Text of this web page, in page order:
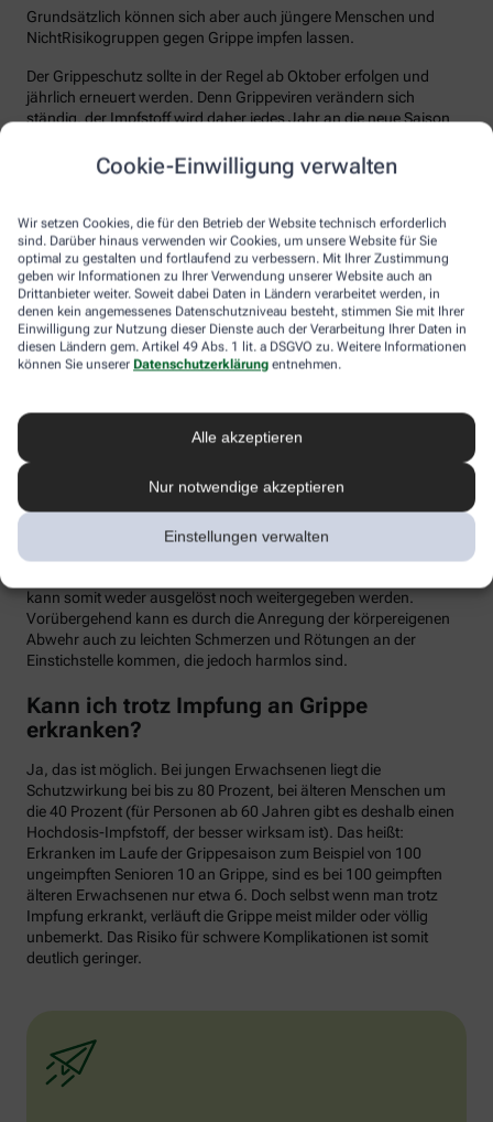
Cookie-Einwilligung verwalten
Wir setzen Cookies, die für den Betrieb der Website technisch erforderlich
sind. Darüber hinaus verwenden wir Cookies, um unsere Website für Sie
optimal zu gestalten und fortlaufend zu verbessern. Mit Ihrer Zustimmung
geben wir Informationen zu Ihrer Verwendung unserer Website auch an
Drittanbieter weiter. Soweit dabei Daten in Ländern verarbeitet werden, in
denen kein angemessenes Datenschutzniveau besteht, stimmen Sie mit Ihrer
Einwilligung zur Nutzung dieser Dienste auch der Verarbeitung Ihrer Daten in
diesen Ländern gem. Artikel 49 Abs. 1 lit. a DSGVO zu. Weitere Informationen
können Sie unserer Datenschutzerklärung entnehmen.
Alle akzeptieren
Nur notwendige akzeptieren
Einstellungen verwalten
Grundsätzlich können sich aber auch jüngere Menschen und
NichtRisikogruppen gegen Grippe impfen lassen.
Der Grippeschutz sollte in der Regel ab Oktober erfolgen und
jährlich erneuert werden. Denn Grippeviren verändern sich
ständig, der Impfstoff wird daher jedes Jahr an die neue Saison
der Körper einen ausreichenden Schutz vor einer Ansteckung
aufgebaut hat. Auch eine spätere Impfung zu Beginn des Jahres
Wie sicher ist der Impfstoff?
Jeder Grippeimpfstoff, der in Deutschland verwendet wird, muss
ein streng reguliertes Zulassungsverfahren durchlaufen. Hierbei
muss die Qualität, Wirksamkeit und Verträglichkeit in
wissenschaftlichen Studien nachgewiesen werden. Die Freigabe
erfolgt nach weiteren Prüfungen schließlich durch das Paul-
der Freigabe stetig weiter beobachtet.
Die Grippeimpfung ist in aller Regel gut verträglich. In den ersten
Frösteln oder Kopf- und Gliederschmerzen auftreten, die aber
meist binnen weniger Tage wieder abklingen. Mit einer Grippe
haben die Symptome allerdings nichts zu tun. Denn üblicherweise
kann somit weder ausgelöst noch weitergegeben werden.
Vorübergehend kann es durch die Anregung der körpereigenen
Abwehr auch zu leichten Schmerzen und Rötungen an der
Einstichstelle kommen, die jedoch harmlos sind.
Kann ich trotz Impfung an Grippe
erkranken?
Ja, das ist möglich. Bei jungen Erwachsenen liegt die
Schutzwirkung bei bis zu 80 Prozent, bei älteren Menschen um
die 40 Prozent (für Personen ab 60 Jahren gibt es deshalb einen
Hochdosis-Impfstoff, der besser wirksam ist). Das heißt:
Erkranken im Laufe der Grippesaison zum Beispiel von 100
ungeimpften Senioren 10 an Grippe, sind es bei 100 geimpften
älteren Erwachsenen nur etwa 6. Doch selbst wenn man trotz
Impfung erkrankt, verläuft die Grippe meist milder oder völlig
unbemerkt. Das Risiko für schwere Komplikationen ist somit
deutlich geringer.